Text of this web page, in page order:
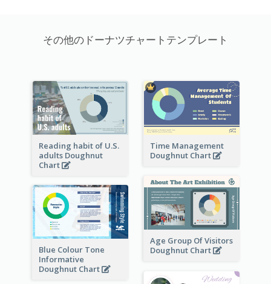
その他のドーナツチャートテンプレート
Reading habit of U.S.
adults Doughnut
Chart
Time Management
Doughnut Chart
Age Group Of Visitors
Doughnut Chart
Blue Colour Tone
Informative
Doughnut Chart